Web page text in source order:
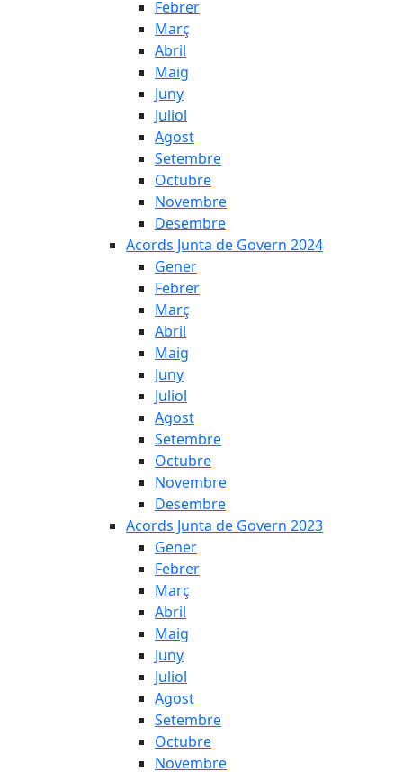
Febrer
Març
Abril
Maig
Juny
Juliol
Agost
Setembre
Octubre
Novembre
Desembre
Acords Junta de Govern 2024
Gener
Febrer
Març
Abril
Maig
Juny
Juliol
Agost
Setembre
Octubre
Novembre
Desembre
Acords Junta de Govern 2023
Gener
Febrer
Març
Abril
Maig
Juny
Juliol
Agost
Setembre
Octubre
Novembre